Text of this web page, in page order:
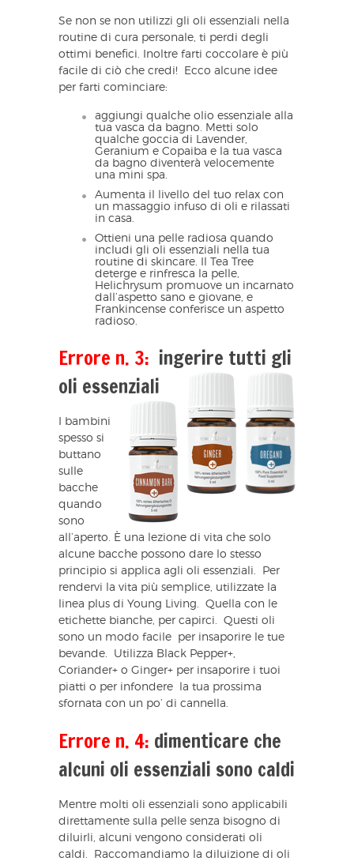
Se non se non utilizzi gli oli essenziali nella
routine di cura personale, ti perdi degli
ottimi benefici. Inoltre farti coccolare è più
facile di ciò che credi! Ecco alcune idee
per farti cominciare:
aggiungi qualche olio essenziale alla
tua vasca da bagno. Metti solo
qualche goccia di Lavender,
Geranium e Copaiba e la tua vasca
da bagno diventerà velocemente
una mini spa.
Aumenta il livello del tuo relax con
un massaggio infuso di oli e rilassati
in casa.
Ottieni una pelle radiosa quando
includi gli oli essenziali nella tua
routine di skincare. Il Tea Tree
deterge e rinfresca la pelle,
Helichrysum promuove un incarnato
dall’aspetto sano e giovane, e
Frankincense conferisce un aspetto
radioso.
Errore n. 3: ingerire tutti gli
oli essenziali
I bambini
spesso si
buttano
sulle
bacche
quando
sono
all’aperto. È una lezione di vita che solo
alcune bacche possono dare lo stesso
principio si applica agli oli essenziali. Per
rendervi la vita più semplice, utilizzate la
linea plus di Young Living. Quella con le
etichette bianche, per capirci. Questi oli
sono un modo facile per insaporire le tue
bevande. Utilizza Black Pepper+,
Coriander+ o Ginger+ per insaporire i tuoi
piatti o per infondere la tua prossima
sfornata con un po’ di cannella.
Errore n. 4: dimenticare che
alcuni oli essenziali sono caldi
Mentre molti oli essenziali sono applicabili
direttamente sulla pelle senza bisogno di
diluirli, alcuni vengono considerati oli
caldi. Raccomandiamo la diluizione di oli